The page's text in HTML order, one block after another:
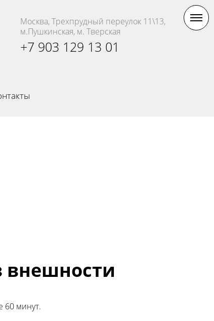
Москва, Трехпрудный переулок 11\13,
м.Пушкинская, м. Тверская
+7 903 129 13 01
внешности
60 минут.